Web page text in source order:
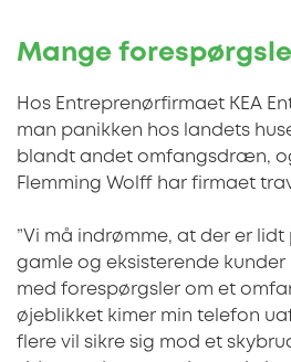
Mange
Hos Entreprenørfirmaet KEA
man panikken hos landets
blandt andet omfangsdræn,
Flemming Wolff har firmaet
”Vi må indrømme, at der er lidt
gamle og eksisterende kunder
med forespørgsler om et
øjeblikket kimer min telefon
flere vil sikre sig mod et